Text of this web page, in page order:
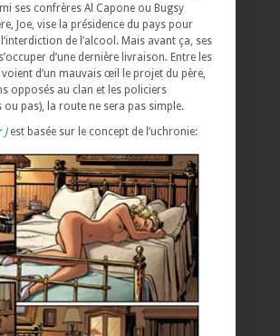
ses confrères Al Capone ou Bugsy
Joe, vise la présidence du pays pour
de l’alcool. Mais avant ça, ses
d’une dernière livraison. Entre les
d’un mauvais œil le projet du père,
opposés au clan et les policiers
pas), la route ne sera pas simple.
Jest basée sur le concept de l’uchronie: